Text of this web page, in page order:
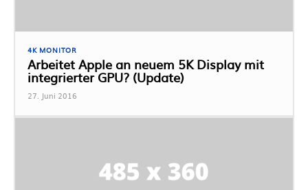
4K MONITOR
Arbeitet Apple an neuem 5K Display mit
integrierter GPU? (Update)
27. Juni 2016